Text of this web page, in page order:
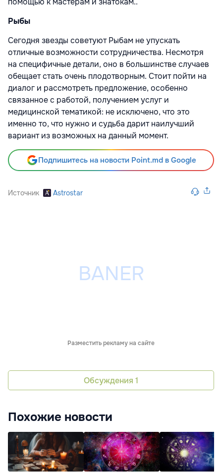
Рыбы
Сегодня звезды советуют Рыбам не упускать
отличные возможности сотрудничества. Несмотря
на специфичные детали, оно в большинстве случаев
обещает стать очень плодотворным. Стоит пойти на
диалог и рассмотреть предложение, особенно
связанное с работой, получением услуг и
медицинской тематикой: не исключено, что это
именно то, что нужно и судьба дарит наилучший
вариант из возможных на данный момент.
Подпишитесь на новости Point.md в Google
Источник Astrostar
Разместить рекламу на сайте
Обсуждения 1
Похожие новости